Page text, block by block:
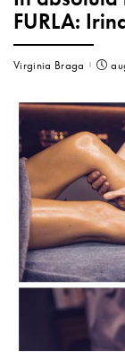
FURLA:
Virginia Braga